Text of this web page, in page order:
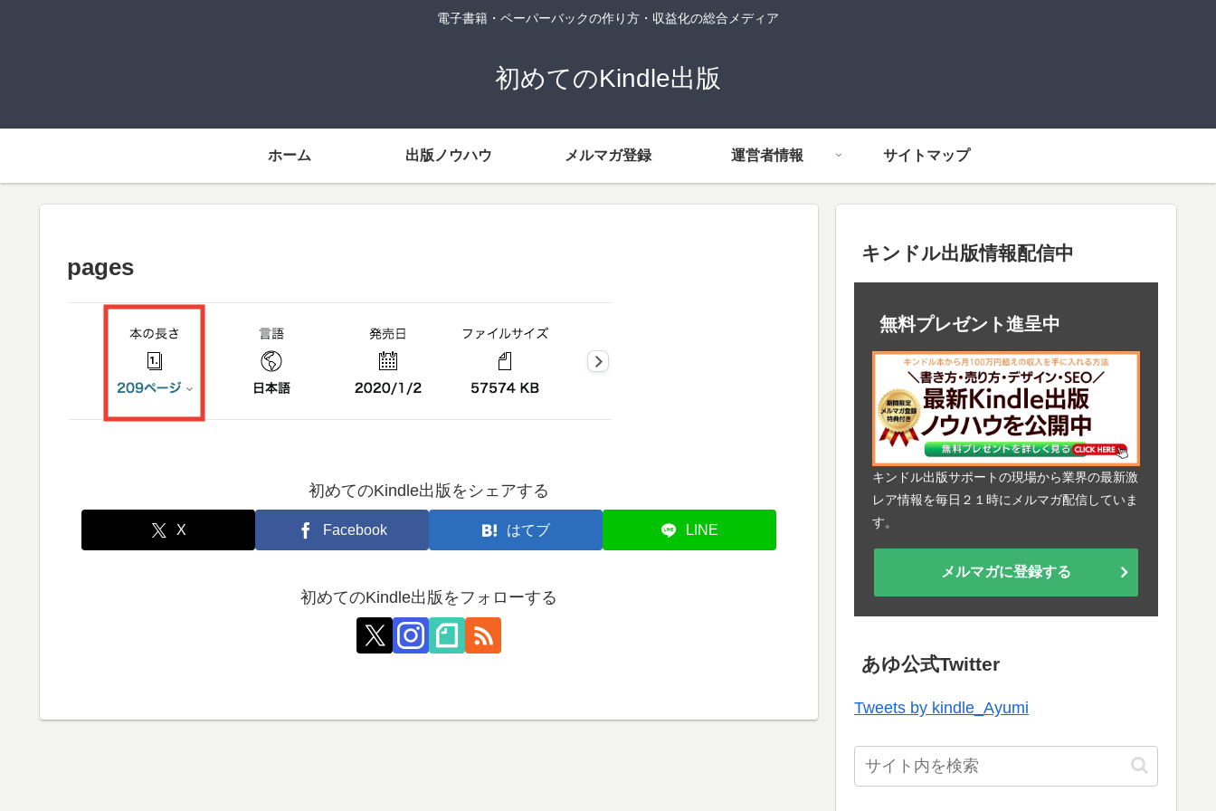
電子書籍・ペーパーバックの作り方・収益化の総合メディア
初めてのKindle出版
ホーム 出版ノウハウ メルマガ登録 運営者情報 サイトマップ
pages
初めてのKindle出版をシェアする
X Facebook はてブ LINE
初めてのKindle出版をフォローする
キンドル出版情報配信中
無料プレゼント進呈中
キンドル出版サポートの現場から業界の最新激
レア情報を毎日２１時にメルマガ配信していま
す。
メルマガに登録する
あゆ公式Twitter
Tweets by kindle_Ayumi